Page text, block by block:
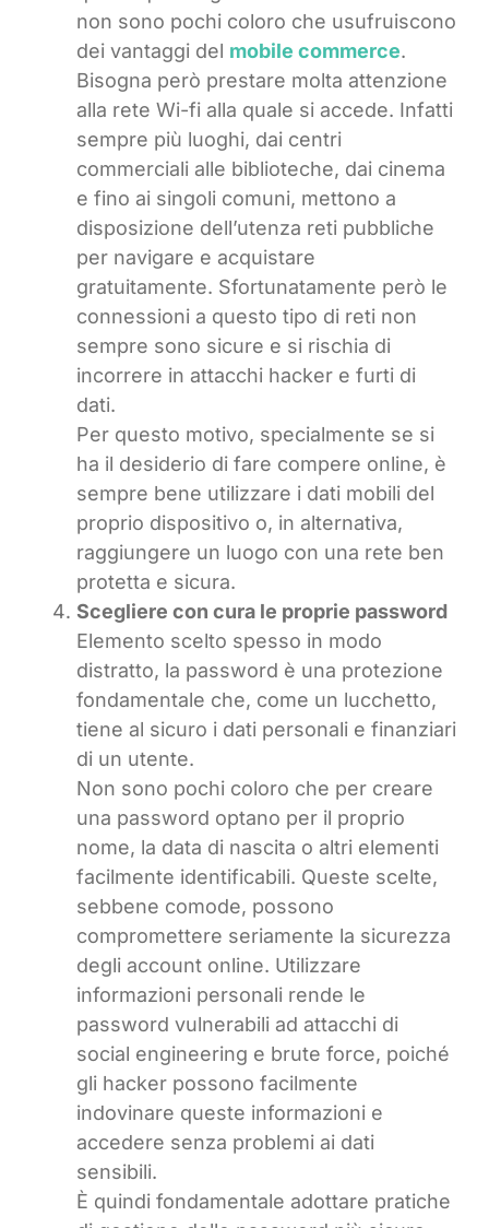
non sono pochi coloro che usufruiscono
dei vantaggi del mobile commerce.
Bisogna però prestare molta attenzione
alla rete Wi-fi alla quale si accede. Infatti
sempre più luoghi, dai centri
commerciali alle biblioteche, dai cinema
e fino ai singoli comuni, mettono a
disposizione dell’utenza reti pubbliche
per navigare e acquistare
gratuitamente. Sfortunatamente però le
connessioni a questo tipo di reti non
sempre sono sicure e si rischia di
incorrere in attacchi hacker e furti di
dati.
Per questo motivo, specialmente se si
ha il desiderio di fare compere online, è
sempre bene utilizzare i dati mobili del
proprio dispositivo o, in alternativa,
raggiungere un luogo con una rete ben
protetta e sicura.
Scegliere con cura le proprie password
Elemento scelto spesso in modo
distratto, la password è una protezione
fondamentale che, come un lucchetto,
tiene al sicuro i dati personali e finanziari
di un utente.
Non sono pochi coloro che per creare
una password optano per il proprio
nome, la data di nascita o altri elementi
facilmente identificabili. Queste scelte,
sebbene comode, possono
compromettere seriamente la sicurezza
degli account online. Utilizzare
informazioni personali rende le
password vulnerabili ad attacchi di
social engineering e brute force, poiché
gli hacker possono facilmente
indovinare queste informazioni e
accedere senza problemi ai dati
sensibili.
È quindi fondamentale adottare pratiche